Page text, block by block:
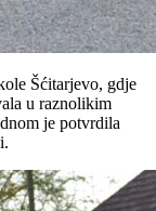
Šćitarjevo, gdje
u raznolikim
je potvrdila